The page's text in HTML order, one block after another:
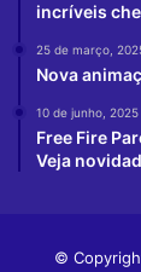
incríveis
25 de março,
Nova
10 de junho, 2025
Free Fire
Veja
©